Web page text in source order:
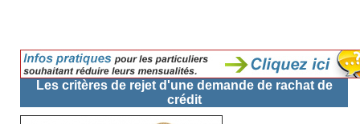
Les critères de rejet d'une demande de rachat de
crédit